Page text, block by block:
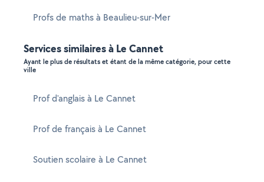
Profs de maths à Beaulieu-sur-Mer
Services similaires à Le Cannet
Ayant le plus de résultats et étant de la même catégorie, pour cette
ville
Prof d'anglais à Le Cannet
Prof de français à Le Cannet
Soutien scolaire à Le Cannet